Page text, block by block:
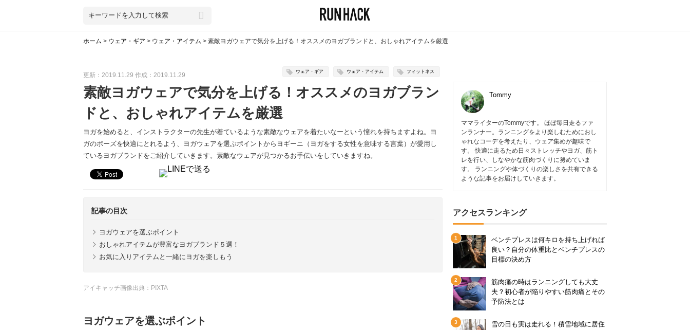
ホーム > ウェア・ギア > ウェア・アイテム > 素敵ヨガウェアで気分を上げる！オススメのヨガブランドと、おしゃれアイテムを厳選
更新：2019.11.29 作成：2019.11.29 ウェア・ギア ウェア・アイテム フィットネス
素敵ヨガウェアで気分を上げる！オススメのヨガブラン
ドと、おしゃれアイテムを厳選
ヨガを始めると、インストラクターの先生が着ているような素敵なウェアを着たいなーという憧れを持ちますよね。ヨ
ガのポーズを快適にとれるよう、ヨガウェアを選ぶポイントからヨギーニ（ヨガをする女性を意味する言葉）が愛用し
ているヨガブランドをご紹介していきます。素敵なウェアが見つかるお手伝いをしていきますね。
記事の目次
ヨガウェアを選ぶポイント
おしゃれアイテムが豊富なヨガブランド５選！
お気に入りアイテムと一緒にヨガを楽しもう
アイキャッチ画像出典：PIXTA
ヨガウェアを選ぶポイント
Tommy
ママライターのTommyです。 ほぼ毎日走るファ
ンランナー。ランニングをより楽しむためにおし
ゃれなコーデを考えたり、ウェア集めが趣味で
す。 快適に走るため日々ストレッチやヨガ、筋ト
レを行い、しなやかな筋肉づくりに努めていま
す。 ランニングや体づくりの楽しさを共有できる
ような記事をお届けしていきます。
アクセスランキング
ベンチプレスは何キロを持ち上げれば
良い？自分の体重比とベンチプレスの
目標の決め方
筋肉痛の時はランニングしても大丈
夫？初心者が陥りやすい筋肉痛とその
予防法とは
雪の日も実は走れる！積雪地域に居住